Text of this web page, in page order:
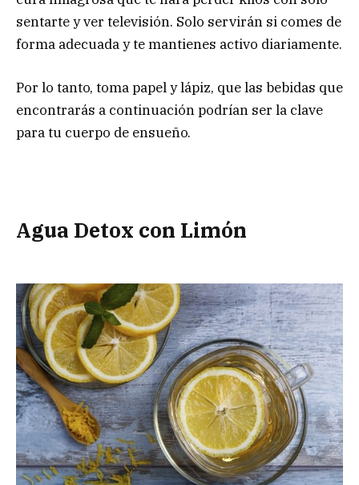
sentarte y ver televisión. Solo servirán si comes de
forma adecuada y te mantienes activo diariamente.
Por lo tanto, toma papel y lápiz, que las bebidas que
encontrarás a continuación podrían ser la clave
para tu cuerpo de ensueño.
Agua Detox con Limón